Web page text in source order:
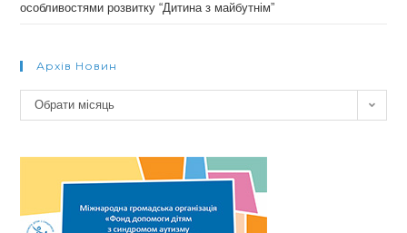
особливостями розвитку “Дитина з майбутнім”
Архів Новин
Архів
новин
Обрати місяць